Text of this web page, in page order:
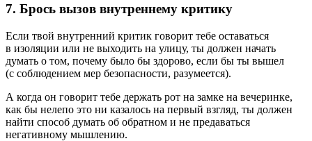
7. Брось вызов внутреннему критику
Если твой внутренний критик говорит тебе оставаться
в изоляции или не выходить на улицу, ты должен начать
думать о том, почему было бы здорово, если бы ты вышел
(с соблюдением мер безопасности, разумеется).
А когда он говорит тебе держать рот на замке на вечеринке,
как бы нелепо это ни казалось на первый взгляд, ты должен
найти способ думать об обратном и не предаваться
негативному мышлению.